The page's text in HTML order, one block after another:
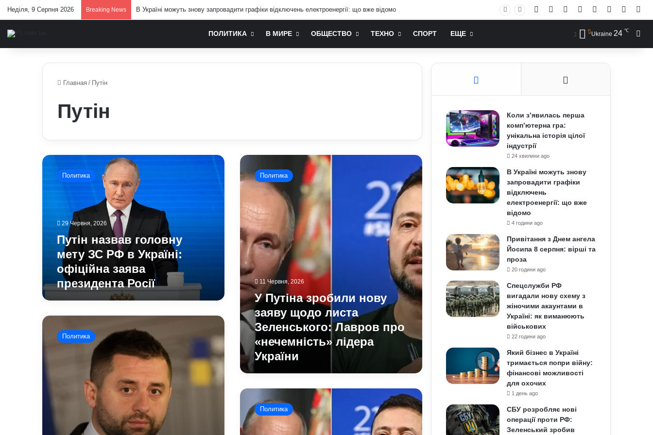
Неділя, 9 Серпня 2026 Breaking News В Україні можуть знову запровадити графіки відключень електроенергії: що вже відомо Facebook YouTubeInstagram
RSS Log In
ПОЛИТИКА В МИРЕ ОБЩЕСТВО ТЕХНО СПОРТ ЕЩЕ Ukraine 24 ℃
Главная / Путін
Путін
Путін
назвав
головну
офіційна
заява
президента
Политика
29 Червня, 2026
Путін назвав головну
мету ЗС РФ в Україні:
офіційна заява
президента Росії
У
Путіна
зробили
нову
щодо
листа
Зеленського:
Лавров
про
«нечемність»
лідера
України
Политика
11 Червня, 2026
У Путіна зробили нову
заяву щодо листа
Зеленського: Лавров про
«нечемність» лідера
України
Арахамія
розмовляв
Политика
Віткофф
анонсував
важливу
зустріч
Политика
Коли з’явилась перша
комп’ютерна гра:
унікальна історія цілої
індустрії
24 хвилини ago
В Україні можуть знову
запровадити графіки
відключень
електроенергії: що вже
відомо
4 години ago
Привітання з Днем ангела
Йосипа 8 серпня: вірші та
проза
20 години ago
Спецслужби РФ
вигадали нову схему з
жіночими акаунтами в
Україні: як виманюють
військових
22 години ago
Який бізнес в Україні
тримається попри війну:
фінансові можливості
для охочих
1 день ago
СБУ розробляє нові
операції проти РФ:
Зеленський зробив